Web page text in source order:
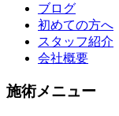
ブログ
初めての方へ
スタッフ紹介
会社概要
施術メニュー